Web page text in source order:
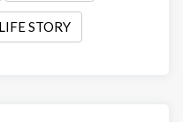
LIFE STORY